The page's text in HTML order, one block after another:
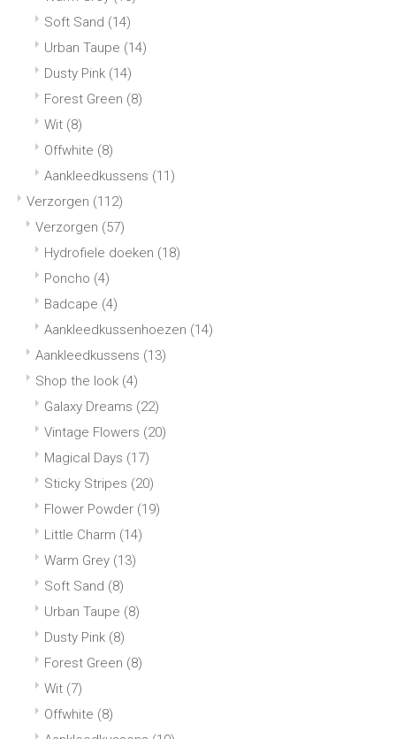
Soft Sand (14)
Urban Taupe (14)
Dusty Pink (14)
Forest Green (8)
Wit (8)
Offwhite (8)
Aankleedkussens (11)
Verzorgen (112)
Verzorgen (57)
Hydrofiele doeken (18)
Poncho (4)
Badcape (4)
Aankleedkussenhoezen (14)
Aankleedkussens (13)
Shop the look (4)
Galaxy Dreams (22)
Vintage Flowers (20)
Magical Days (17)
Sticky Stripes (20)
Flower Powder (19)
Little Charm (14)
Warm Grey (13)
Soft Sand (8)
Urban Taupe (8)
Dusty Pink (8)
Forest Green (8)
Wit (7)
Offwhite (8)